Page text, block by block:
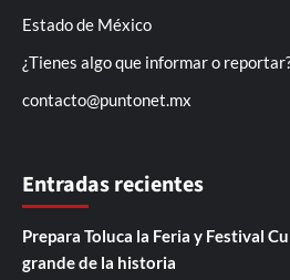
Estado de México
¿Tienes algo que informar o
contacto@puntonet.mx
Entradas recientes
Prepara Toluca la Feria y Festival
grande de la historia